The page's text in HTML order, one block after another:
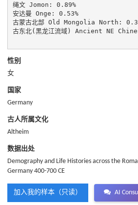
绳文 Jomon: 0.89%
安达曼 Onge: 0.53%
古蒙古北部 Old Mongolia North:
古东北(黑龙江流域) Ancient NE
性别
女
国家
Germany
古人所属文化
Altheim
数据出处
Demography and Life Histories across the
Germany 400-700 CE
加入我的样本（只读） AI